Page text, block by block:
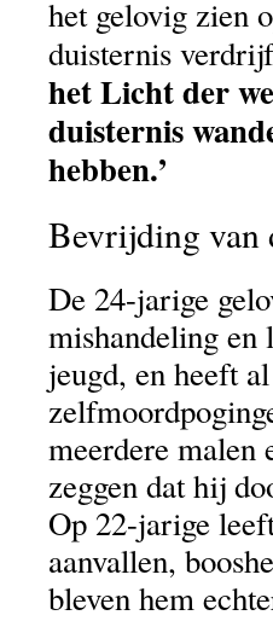
het gelovig zien
duisternis
het Licht der
duisternis
hebben.’
Bevrijding van
De 24-jarige
mishandeling
jeugd, en heeft
meerdere malen
zeggen dat hij
Op 22-jarige
aanvallen,
bleven hem